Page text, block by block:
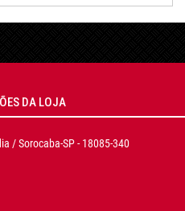
DA LOJA
/ Sorocaba-SP - 18085-340